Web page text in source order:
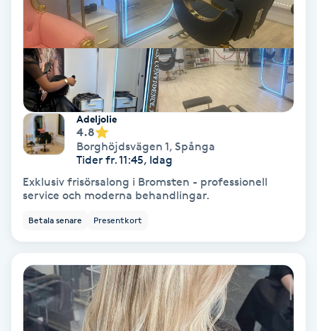
Hot Stone Massage
Hot yoga
Hudföryngring
Huduppstramning
Hudvård
Hyaluronsyra
Hyperhidros
Hypnos
Adeljolie
4.8
Borghöjdsvägen 1, Spånga
Tider fr. 11:45, Idag
Exklusiv frisörsalong i Bromsten - professionell
service och moderna behandlingar.
Betala senare Presentkort